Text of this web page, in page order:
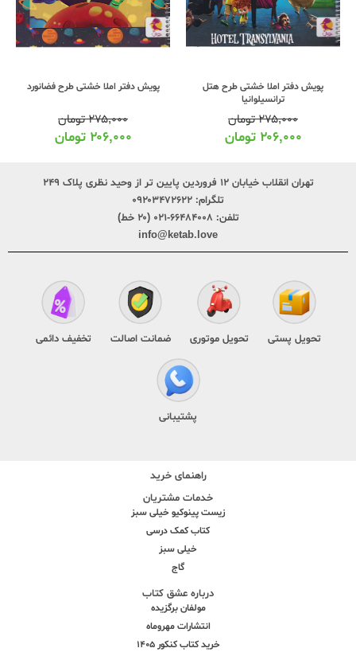
پویش دفتر املا خشتی طرح هتل
ترانسیلوانیا
۲۷۵,۰۰۰تومان
۲۰۶,۰۰۰ تومان
پویش دفتر املا خشتی طرح فضانورد
۲۷۵,۰۰۰تومان
۲۰۶,۰۰۰ تومان
تهران انقلاب خیابان ۱۲ فروردین پایین تر از وحید نظری پلاک ۲۴۹
تلگرام: ۰۹۲۰۳۴۷۲۶۲۲
تلفن: ۶۶۴۸۴۰۰۸-۰۲۱ (۲۰ خط)
info@ketab.love
تحویل پستی تحویل موتوری ضمانت اصالت تخفیف دائمی
پشتیبانی
راهنمای خرید
خدمات مشتریان
زیست پینوکیو خیلی سبز
کتاب کمک درسی
خیلی سبز
گاج
درباره عشق کتاب
مولفان برگزیده
انتشارات مهروماه
خرید کتاب کنکور 1405